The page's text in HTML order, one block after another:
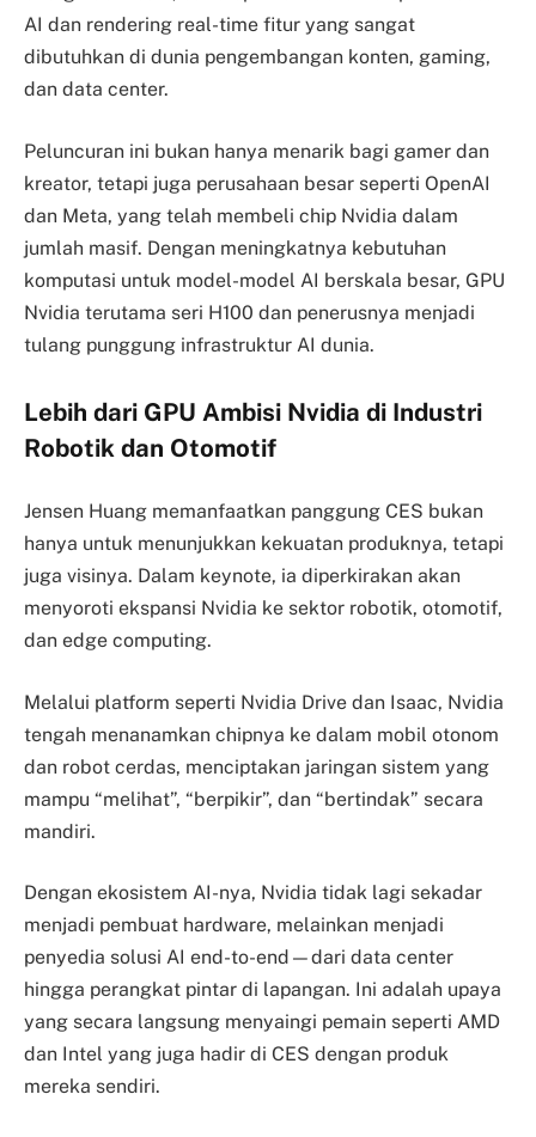
AI dan rendering real-time fitur yang sangat
dibutuhkan di dunia pengembangan konten, gaming,
dan data center.
Peluncuran ini bukan hanya menarik bagi gamer dan
kreator, tetapi juga perusahaan besar seperti OpenAI
dan Meta, yang telah membeli chip Nvidia dalam
jumlah masif. Dengan meningkatnya kebutuhan
komputasi untuk model-model AI berskala besar, GPU
Nvidia terutama seri H100 dan penerusnya menjadi
tulang punggung infrastruktur AI dunia.
Lebih dari GPU Ambisi Nvidia di Industri
Robotik dan Otomotif
Jensen Huang memanfaatkan panggung CES bukan
hanya untuk menunjukkan kekuatan produknya, tetapi
juga visinya. Dalam keynote, ia diperkirakan akan
menyoroti ekspansi Nvidia ke sektor robotik, otomotif,
dan edge computing.
Melalui platform seperti Nvidia Drive dan Isaac, Nvidia
tengah menanamkan chipnya ke dalam mobil otonom
dan robot cerdas, menciptakan jaringan sistem yang
mampu “melihat”, “berpikir”, dan “bertindak” secara
mandiri.
Dengan ekosistem AI-nya, Nvidia tidak lagi sekadar
menjadi pembuat hardware, melainkan menjadi
penyedia solusi AI end-to-end—dari data center
hingga perangkat pintar di lapangan. Ini adalah upaya
yang secara langsung menyaingi pemain seperti AMD
dan Intel yang juga hadir di CES dengan produk
mereka sendiri.